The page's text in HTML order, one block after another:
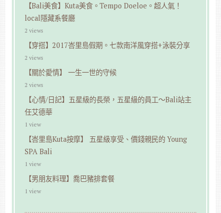
【Bali美食】Kuta美食。Tempo Doeloe。超人氣！
local隱藏系餐廳
2 views
【穿搭】2017峇里島假期。七款南洋風穿搭+泳裝分享
2 views
【關於愛情】 一生一世的守候
2 views
【心情/日記】五星級的長榮，五星級的員工～Bali站主
任艾德華
1 view
【峇里島Kuta按摩】 五星級享受、價錢親民的 Young
SPA Bali
1 view
【男朋友料理】喬巴豬排套餐
1 view